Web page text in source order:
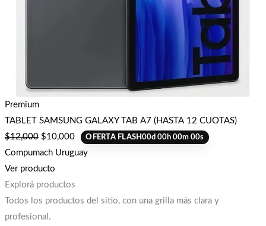
Premium
TABLET SAMSUNG GALAXY TAB A7 (HASTA 12 CUOTAS)
$12,000 $10,000 OFERTA FLASH00d00h00m00s
Compumach Uruguay
Ver producto
Explorá productos
Todos los productos del sitio, con una grilla más clara y
profesional.